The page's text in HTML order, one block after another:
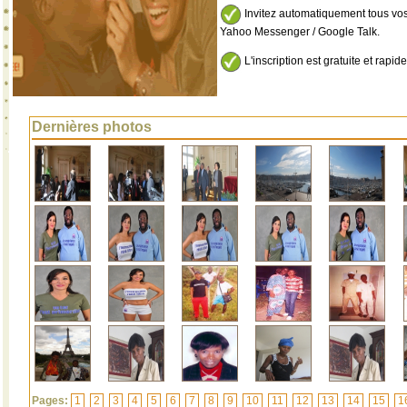
Invitez automatiquement tous
Yahoo Messenger / Google Talk.
L'inscription est gratuite et rapide
Dernières photos
Pages: 1 2 3 4 5 6 7 8 9 10 11 12 13 14 15